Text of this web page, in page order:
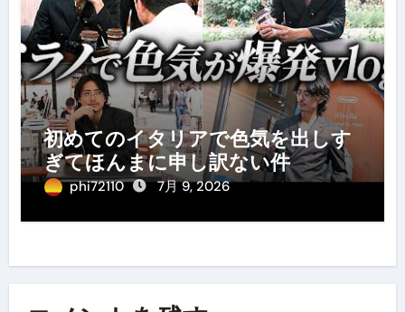
初めてのイタリアで色気を出しす
ぎてほんまに申し訳ない件
phi72110 7月 9, 2026